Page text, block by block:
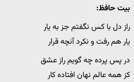
بیت حافظ:
راز دل با کس نگفتم جز به یار
یار هم رفت و نکرد آنچه قرار
در پس پرده چه گویم راز عشق
کز همه عالم نهان افتاده کار